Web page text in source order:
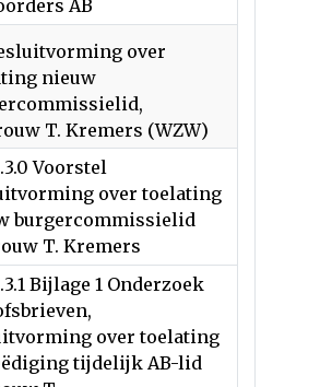
AB
over
nieuw
T. Kremers (WZW)
Voorstel
over toelating
burgercommissielid
T. Kremers
Bijlage 1 Onderzoek
over toelating
tijdelijk AB-lid